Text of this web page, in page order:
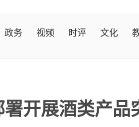
政务 视频 时评 文化
开展酒类产品